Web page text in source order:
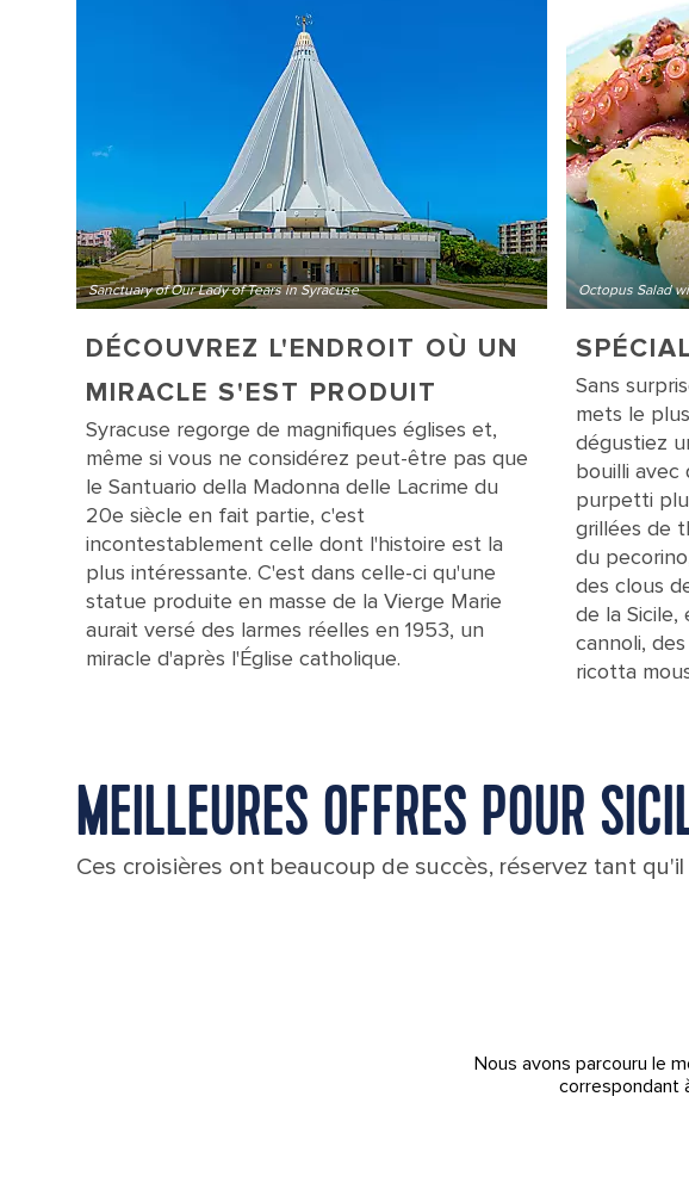
Sanctuary of Our Lady of Tears in Syracuse
DÉCOUVREZ L'ENDROIT OÙ UN
MIRACLE S'EST PRODUIT
Syracuse regorge de magnifiques églises et,
même si vous ne considérez peut-être pas que
le Santuario della Madonna delle Lacrime du
20e siècle en fait partie, c'est
incontestablement celle dont l'histoire est la
plus intéressante. C'est dans celle-ci qu'une
statue produite en masse de la Vierge Marie
aurait versé des larmes réelles en 1953, un
miracle d'après l'Église catholique.
Octopus Salad
Sans
mets le
dégustiez
bouilli avec
purpetti
grillées de
du
des clous
de la
cannoli,
ricotta
MEILLEURES OFFRES POUR
Ces croisières ont beaucoup de succès, réservez tant
Nous avons parcouru le
correspondant